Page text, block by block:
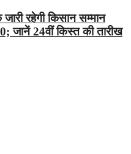
रहेगी किसान सम्मान
जानें 24वीं किस्त की तारीख